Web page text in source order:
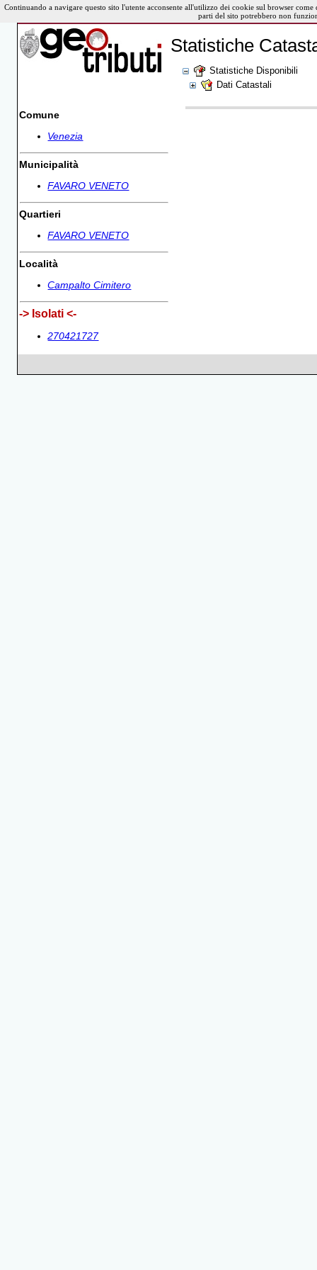
Comune
Venezia
Municipalità
FAVARO VENETO
Quartieri
FAVARO VENETO
Località
Campalto Cimitero
-> Isolati <-
270421727
Statistiche
Statistiche Disponibili
Dati Catastali
Continuando a navigare questo sito l'utente acconsente all'utilizzo dei cookie sul browser
parti del sito potrebbero non